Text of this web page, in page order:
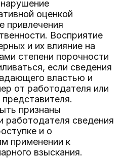
оценкой
привлечения
Восприятие
и их влияние на
степени порочности
если сведения
властью и
от работодателя или
признаны
сведения
и о
применении к
взыскания.